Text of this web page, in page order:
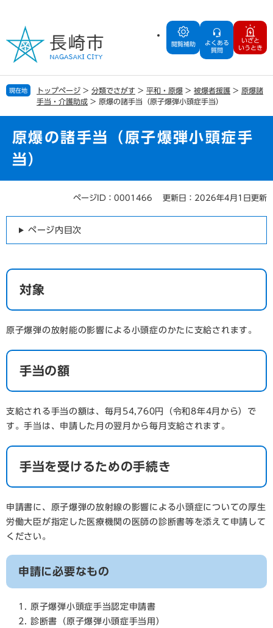
の
で
す
ー
ば
し
閲覧補助
よくある
質問
いざと
いうとき
現在地 トップページ > 分類でさがす > 平和・原爆 > 被爆者援護 > 原爆諸
手当・介護助成 > 原爆の諸手当（原子爆弾小頭症手当）
原爆の諸手当（原子爆弾小頭症手
当）
ページID：0001466 更新日：2026年4月1日更新
ページ内目次
対象
原子爆弾の放射能の影響による小頭症のかたに支給されます。
手当の額
支給される手当の額は、毎月54,760円（令和8年4月から）で
す。手当は、申請した月の翌月から毎月支給されます。
手当を受けるための手続き
申請書に、原子爆弾の放射線の影響による小頭症についての厚生
労働大臣が指定した医療機関の医師の診断書等を添えて申請して
ください。
申請に必要なもの
原子爆弾小頭症手当認定申請書
診断書（原子爆弾小頭症手当用）